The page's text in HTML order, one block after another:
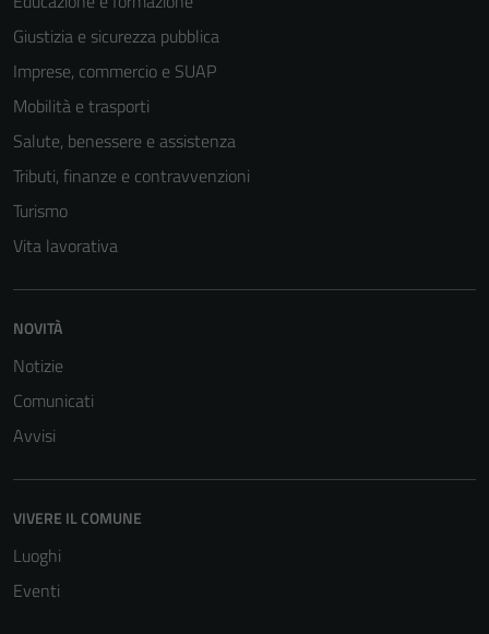
Giustizia e sicurezza pubblica
Imprese, commercio e SUAP
Mobilità e trasporti
Salute, benessere e assistenza
Tributi, finanze e contravvenzioni
Turismo
Vita lavorativa
NOVITÀ
Notizie
Comunicati
Avvisi
VIVERE IL COMUNE
Luoghi
Eventi